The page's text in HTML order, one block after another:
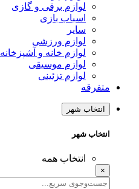
لوازم برقی و گازی
اسباب بازی
سایر
لوازم ورزشی
لوازم خانه و آشپزخانه
لوازم موسیقی
لوازم تزئینی
متفرقه
انتخاب شهر
انتخاب شهر
انتخاب همه
×